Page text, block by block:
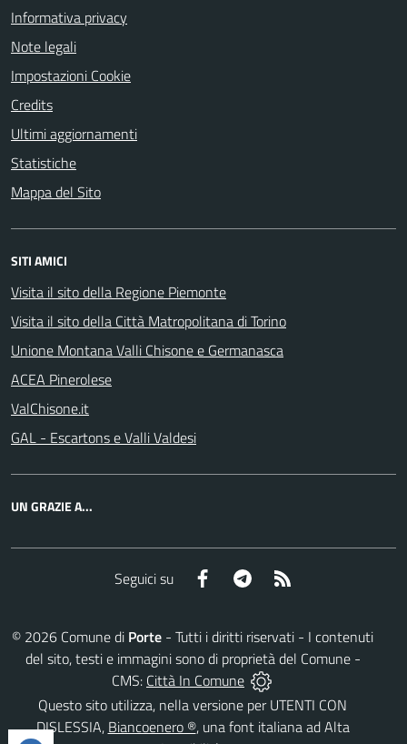
Informativa privacy
Note legali
Impostazioni Cookie
Credits
Ultimi aggiornamenti
Statistiche
Mappa del Sito
SITI AMICI
Visita il sito della Regione Piemonte
Visita il sito della Città Matropolitana di Torino
Unione Montana Valli Chisone e Germanasca
ACEA Pinerolese
ValChisone.it
GAL - Escartons e Valli Valdesi
UN GRAZIE A...
Seguici su Facebook Telegram
© 2026 Comune di Porte - Tutti i diritti riservati - I contenuti
del sito, testi e immagini sono di proprietà del Comune -
CMS: Città In Comune
Questo sito utilizza, nella versione per UTENTI CON
DISLESSIA, Biancoenero ®, una font italiana ad Alta